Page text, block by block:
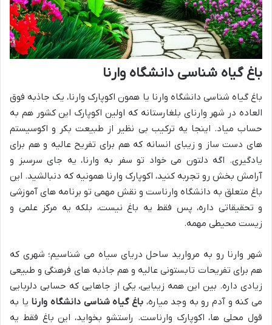
باغ گیاه شناسی دانشگاه وارنا
باغ گیاه شناسی دانشگاه وارنا یا همون اکوپارک وارنا، یک جاذبه فوق
العاده در شهر وارنای بلغارستانه که اولین اکوپارک این کشور هم به
حساب میاد. اینجا یه ترکیب بی نظیر از طبیعت بکر و اکوسیستم
های دست ساز و زیبای انسانه که هم برای تفریح عالیه و هم برای
یادگیری. اگه دلتون می خواد تو سفر به وارنا، یه جای سرسبز و
آرامش بخش رو تجربه کنید، اکوپارک وارنا همونیه که دنبالشید. این
باغ متعلق به دانشگاه وارناست و نقش مهمی تو برنامه های آموزشی
و تحقیقاتی داره، پس فقط یه باغ نیست، بلکه یه مرکز علمی و
زیست محیطی مهمه.
شهر وارنا رو به مروارید ساحل دریای سیاه می شناسیم؛ شهری که
هم برای تفریحات تابستونی عالیه و هم جاذبه های فرهنگی و طبیعی
زیادی داره. بین این همه زیبایی، یکی از جاهایی که حسابی دلربایی
می کنه و آدم رو به وجد میاره،باغ گیاه شناسی دانشگاه وارنا یا به
قول محلی ها، اکوپارک وارناست. راستشو بخواید، این باغ فقط یه